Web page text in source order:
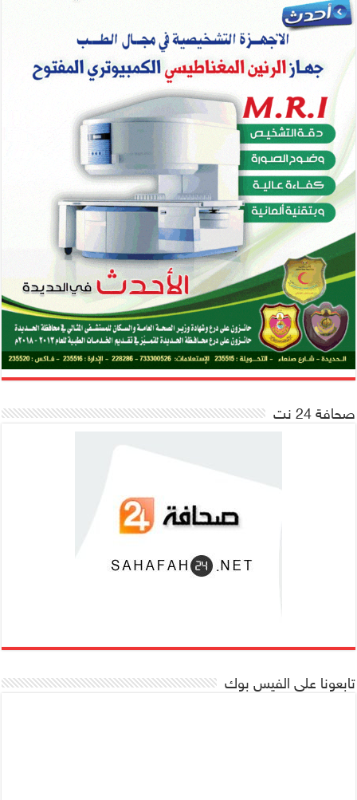
صحافة 24 نت
تابعونا على الفيس بوك